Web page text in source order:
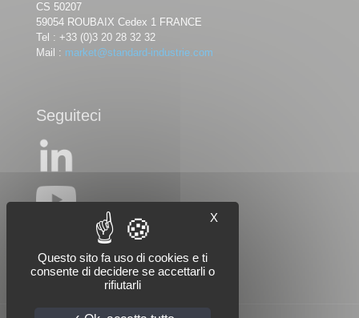
CS 50207
59054 ROUBAIX Cedex 1 FRANCE
Tel : +33 (0)3 20 28 32 32
Mail : market@standard-industrie.com
Seguiteci
X
Questo sito fa uso di cookies e ti
consente di decidere se accettarli o
rifiutarli